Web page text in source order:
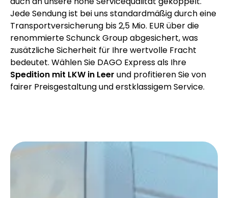
Jede Sendung ist bei uns standardmäßig durch eine
Transportversicherung bis 2,5 Mio. EUR über die
renommierte Schunck Group abgesichert, was
zusätzliche Sicherheit für Ihre wertvolle Fracht
bedeutet. Wählen Sie DAGO Express als Ihre
Spedition mit LKW in Leer und profitieren Sie von
fairer Preisgestaltung und erstklassigem Service.